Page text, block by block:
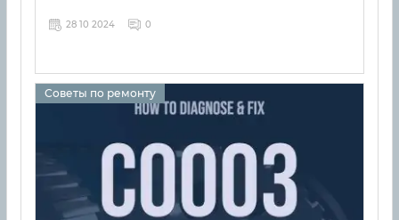
28 10 2024 0
Советы по ремонту